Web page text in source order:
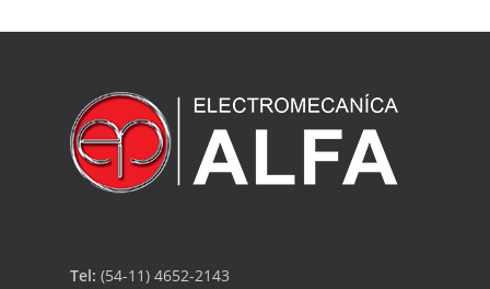
Tel: (54-11) 4652-2143